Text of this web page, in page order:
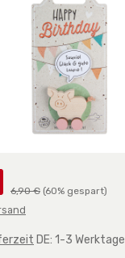
Regulärer Preis:
6,90 € (60% gespart)
DE: 1-3 Werktage